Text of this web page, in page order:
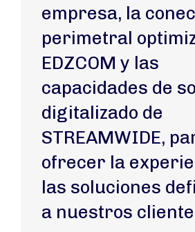
empresa, la
perimetral
EDZCOM y las
capacidades de
digitalizado de
STREAMWIDE,
ofrecer la
las soluciones
a nuestros